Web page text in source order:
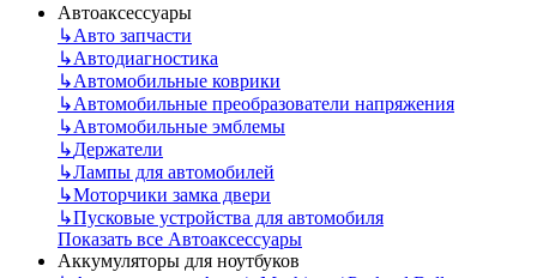
Автоаксессуары
↳Авто запчасти
↳Автодиагностика
↳Автомобильные коврики
↳Автомобильные преобразователи напряжения
↳Автомобильные эмблемы
↳Держатели
↳Лампы для автомобилей
↳Моторчики замка двери
↳Пусковые устройства для автомобиля
Показать все Автоаксессуары
Аккумуляторы для ноутбуков